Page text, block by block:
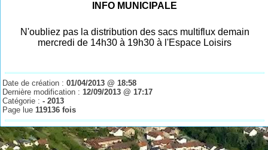
INFO MUNICIPALE
N'oubliez pas la distribution des sacs multiflux demain
mercredi de 14h30 à 19h30 à l'Espace Loisirs
Date de création :01/04/2013 @ 18:58
Dernière modification :12/09/2013 @ 17:17
Catégorie :- 2013
Page lue119136 fois